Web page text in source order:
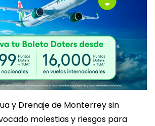
y Drenaje de Monterrey sin
molestias y riesgos para